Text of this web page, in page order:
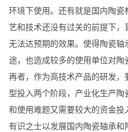
环境下使用。还有就是国内陶
艺和技术还没有过关的前提下
无法达预期的效果。使得陶瓷
途，也造成较多的使用单位对陶
再者，作为高技术产品的研发
型投入两个阶段，产业化生产陶
和使用难题又需要较大的资金
有识之士以发展国内陶瓷轴承